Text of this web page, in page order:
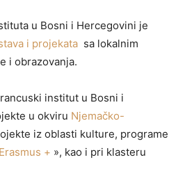
u Bosni i Hercegovini je
i projekata sa lokalnim
i obrazovanja.
institut u Bosni i
u okviru Njemačko-
iz oblasti kulture, programe
Erasmus + », kao i pri klasteru